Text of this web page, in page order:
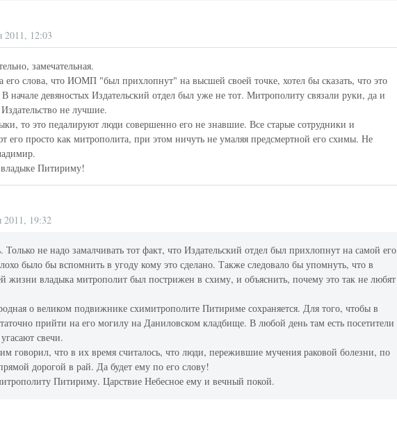
2011, 12:03
замечательная.
слова, что ИОМП "был прихлопнут" на высшей своей точке, хотел бы сказать, что это
начале девяностых Издательский отдел был уже не тот. Митрополиту связали руки, да и
не лучшие.
то это педалируют люди совершенно его не знавшие. Все старые сотрудники и
его просто как митрополита, при этом ничуть не умаляя предсмертной его схимы. Не
Питириму!
2011, 19:32
не надо замалчивать тот факт, что Издательский отдел был прихлопнут на самой его
было бы вспомнить в угоду кому это сделано. Также следовало бы упомнуть, что в
жизни владыка митрополит был пострижен в схиму, и объяснить, почему это так не любят
о великом подвижнике схимитрополите Питириме сохраняется. Для того, чтобы в
прийти на его могилу на Даниловском кладбище. В любой день там есть посетители
свечи.
говорил, что в их время считалось, что люди, пережившие мучения раковой болезни, по
дорогой в рай. Да будет ему по его слову!
Питириму. Царствие Небесное ему и вечный покой.